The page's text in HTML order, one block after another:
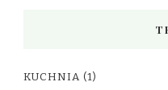
KUCHNIA (1)